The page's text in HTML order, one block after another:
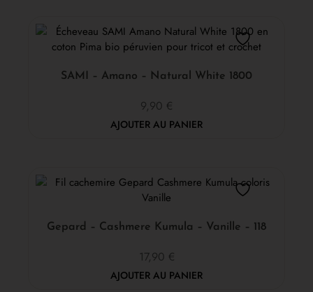
SAMI – Amano – Natural White 1800
9,90 €
AJOUTER AU PANIER
Gepard – Cashmere Kumula – Vanille – 118
17,90 €
AJOUTER AU PANIER